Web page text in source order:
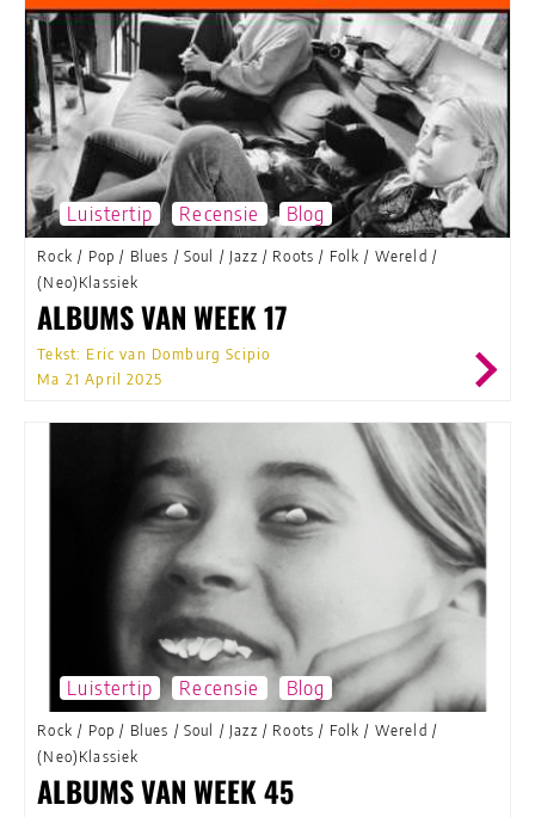
Luistertip Recensie Blog
Rock / Pop / Blues / Soul / Jazz / Roots / Folk / Wereld /
(Neo)Klassiek
ALBUMS VAN WEEK 17
Tekst: Eric van Domburg Scipio
Ma 21 April 2025
Luistertip Recensie Blog
Rock / Pop / Blues / Soul / Jazz / Roots / Folk / Wereld /
(Neo)Klassiek
ALBUMS VAN WEEK 45